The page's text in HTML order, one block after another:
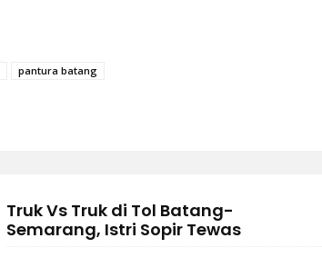
pantura batang
Truk Vs Truk di Tol Batang-
Semarang, Istri Sopir Tewas